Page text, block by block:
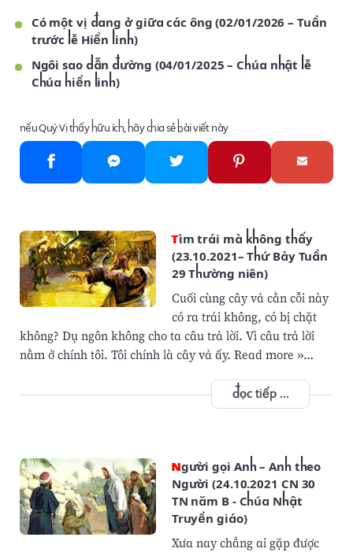
Có một vị đang ở giữa các ông (02/01/2026 – Tuần
trước lễ Hiển linh)
Ngôi sao dẫn đường (04/01/2025 – Chúa nhật lễ
Chúa hiển linh)
nếu Quý Vị thấy hữu ích, hãy chia sẻ bài viết này
Tìm trái mà không thấy
(23.10.2021– Thứ Bảy Tuần
29 Thường niên)
Cuối cùng cây vả cằn cỗi này
có ra trái không, có bị chặt
không? Dụ ngôn không cho ta câu trả lời. Vì câu trả lời
nằm ở chính tôi. Tôi chính là cây vả ấy. Read more »…
đọc tiếp ...
Người gọi Anh – Anh theo
Người (24.10.2021 CN 30
TN năm B - Chúa Nhật
Truyền giáo)
Xưa nay chẳng ai gặp được